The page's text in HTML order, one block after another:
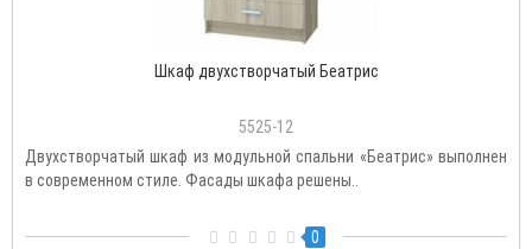
Шкаф двухстворчатый Беатрис
5525-12
Двухстворчатый шкаф из модульной спальни «Беатрис» выполнен
в современном стиле. Фасады шкафа решены..
0